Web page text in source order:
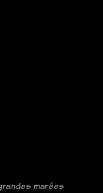
marées